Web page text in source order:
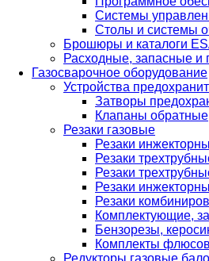
Системы
Столы и системы
Брошюры и каталоги
Расходные, запасные и
Газосварочное оборудование
Устройства
Затворы
Клапаны обратные
Резаки газовые
Резаки
Резаки
Резаки
Резаки
Резаки
Комплектующие,
Бензорезы,
Комплекты
Редукторы газовые